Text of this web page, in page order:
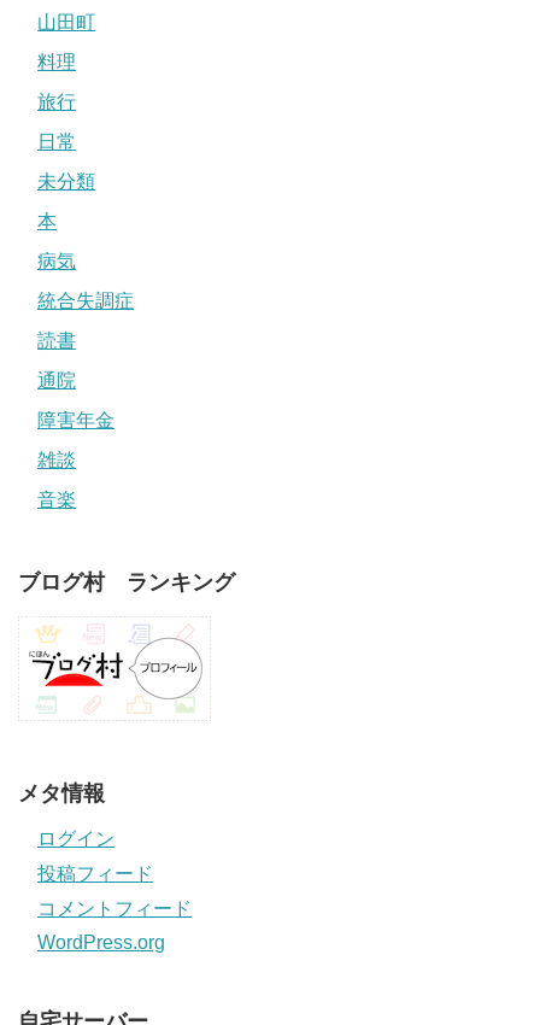
山田町
料理
旅行
日常
未分類
本
病気
統合失調症
読書
通院
障害年金
雑談
音楽
ブログ村 ランキング
メタ情報
ログイン
投稿フィード
コメントフィード
WordPress.org